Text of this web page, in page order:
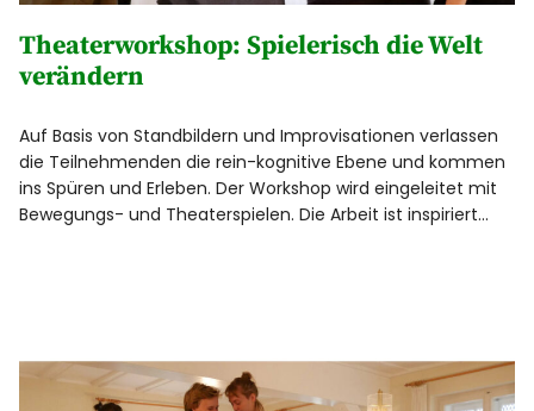
Theaterworkshop: Spielerisch die Welt
verändern
Auf Basis von Standbildern und Improvisationen verlassen
die Teilnehmenden die rein-kognitive Ebene und kommen
ins Spüren und Erleben. Der Workshop wird eingeleitet mit
Bewegungs- und Theaterspielen. Die Arbeit ist inspiriert…